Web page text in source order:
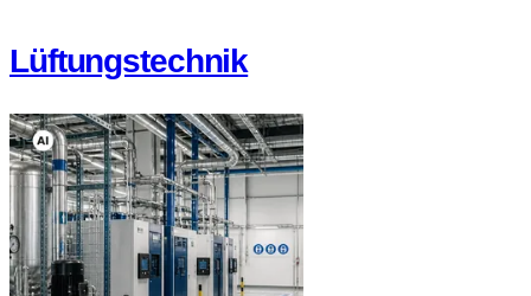
Lüftungstechnik